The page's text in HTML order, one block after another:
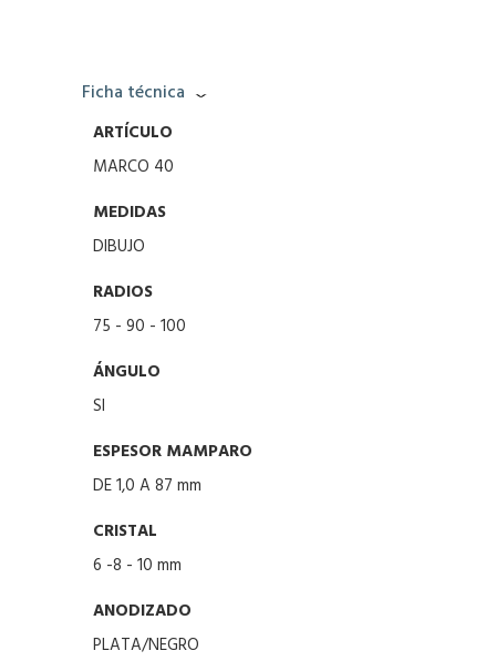
Ficha técnica
ARTÍCULO
MARCO 40
MEDIDAS
DIBUJO
RADIOS
75 - 90 - 100
ÁNGULO
SI
ESPESOR MAMPARO
DE 1,0 A 87 mm
CRISTAL
6 -8 - 10 mm
ANODIZADO
PLATA/NEGRO